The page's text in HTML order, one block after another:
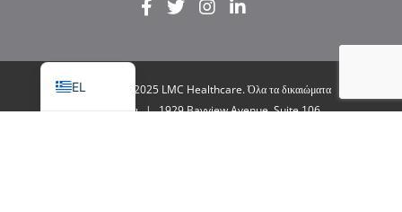
© Copyright 2025 LMC Healthcare. Όλα τα δικαιώματα
διατηρούνται | 1929 Bayview Avenue. Suite 106
EL